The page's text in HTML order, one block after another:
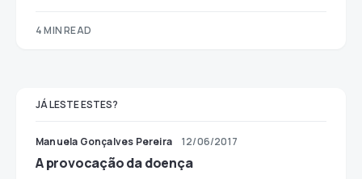
4 MIN READ
JÁ LESTE ESTES?
Manuela Gonçalves Pereira 12/06/2017
A provocação da doença